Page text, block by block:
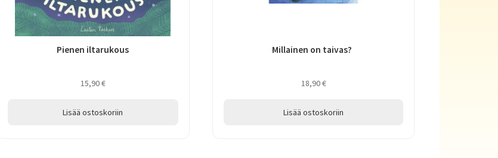
Pienen iltarukous
15,90€
Lisää ostoskoriin
Millainen on taivas?
18,90€
Lisää ostoskoriin